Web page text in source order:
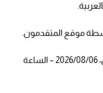
موقع المتقدمون.
الموعد النهائي للتقديم: الخميس، 2026/08/06 – الساعة